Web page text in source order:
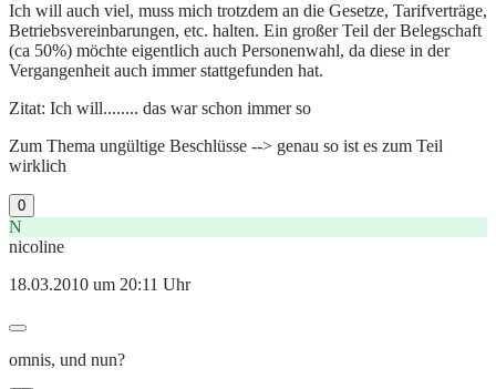
Ich will auch viel, muss mich trotzdem an die Gesetze, Tarifverträge,
Betriebsvereinbarungen, etc. halten. Ein großer Teil der Belegschaft
(ca 50%) möchte eigentlich auch Personenwahl, da diese in der
Vergangenheit auch immer stattgefunden hat.
Zitat: Ich will........ das war schon immer so
Zum Thema ungültige Beschlüsse --> genau so ist es zum Teil
wirklich
0
N
nicoline
18.03.2010 um 20:11 Uhr
omnis, und nun?